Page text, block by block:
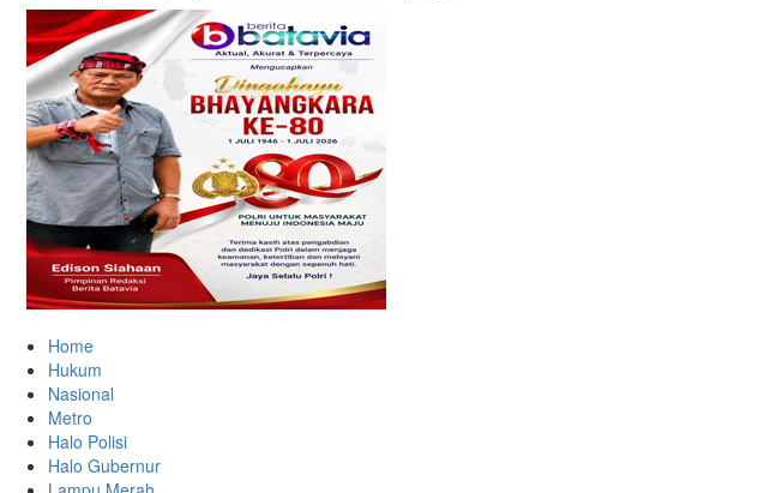
Home
Hukum
Nasional
Metro
Halo Polisi
Halo Gubernur